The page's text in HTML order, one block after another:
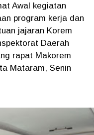
Awal kegiatan
program kerja dan
jajaran Korem
Daerah
rapat Makorem
Mataram, Senin